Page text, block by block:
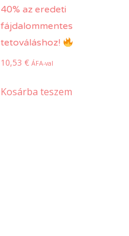
40% az eredeti
fájdalommentes
tetováláshoz!
10,53€ ÁFA-val
Kosárba teszem